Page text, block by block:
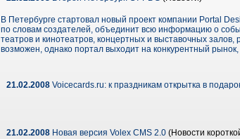
В Петербурге стартовал новый проект компании Portal
по словам создателей, объединит всю информацию о
театров и кинотеатров, концертных и выставочных
возможен, однако портал выходит на конкурентный
21.02.2008 Voicecards.ru: к праздникам открытка в
21.02.2008 Новая версия Volex CMS 2.0 (Новости